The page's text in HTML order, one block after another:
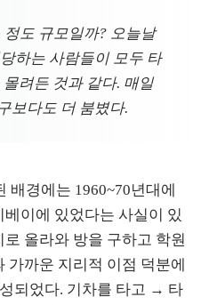
도 규모일까? 오늘날
하는 사람들이 모두 타
려든 것과 같다. 매일
보다도 더 붐볐다.
배경에는 1960~70년대에
이에 있었다는 사실이 있
올라와 방을 구하고 학원
까운 지리적 이점 덕분에
되었다. 기차를 타고 → 타